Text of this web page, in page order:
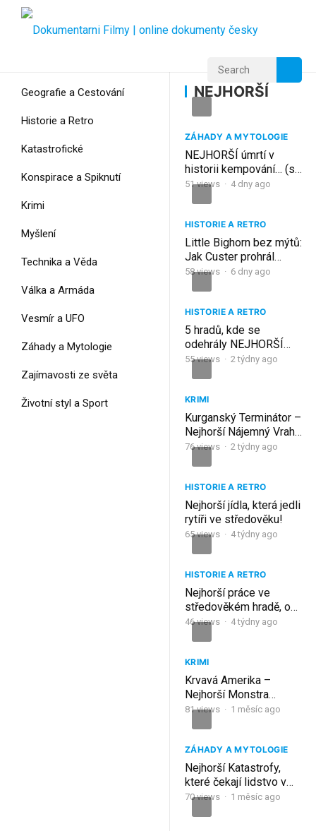
Geografie a Cestování
Historie a Retro
Katastrofické
Konspirace a Spiknutí
Krimi
Myšlení
Technika a Věda
Válka a Armáda
Vesmír a UFO
Záhady a Mytologie
Zajímavosti ze světa
Životní styl a Sport
NEJHORŠÍ
NEJHORŠÍ
ZÁHADY A MYTOLOGIE
NEJHORŠÍ úmrtí v
historii kempování… (s
důkazy)
51views · 4 dny ago
HISTORIE A RETRO
Little Bighorn bez mýtů:
Jak Custer prohrál
nejhorší bitvu svého
58views · 6 dny ago
HISTORIE A RETRO
5 hradů, kde se
odehrály NEJHORŠÍ
zrady historie (tohle
55views · 2 týdny ago
KRIMI
Kurganský Terminátor –
Nejhorší Nájemný Vrah
Ruska
76views · 2 týdny ago
HISTORIE A RETRO
Nejhorší jídla, která jedli
rytíři ve středověku!
65views · 4 týdny ago
HISTORIE A RETRO
Nejhorší práce ve
středověkém hradě, o
kterých nikdo nemluví!
46views · 4 týdny ago
KRIMI
Krvavá Amerika –
Nejhorší Monstra
Kontinentu
81views · 1 měsíc ago
ZÁHADY A MYTOLOGIE
Nejhorší Katastrofy,
které čekají lidstvo v
budoucnosti!
70views · 1 měsíc ago